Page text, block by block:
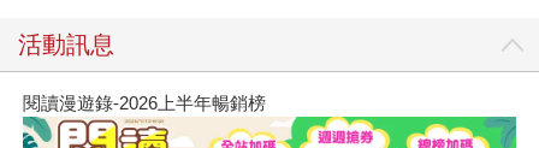
活動訊息
閱讀漫遊錄-2026上半年暢銷榜